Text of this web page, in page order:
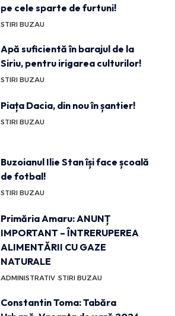
pe cele sparte de furtuni!
STIRI BUZAU
Apă suficientă în barajul de la
Siriu, pentru irigarea culturilor!
STIRI BUZAU
Piața Dacia, din nou în șantier!
STIRI BUZAU
Buzoianul Ilie Stan își face școală
de fotbal!
STIRI BUZAU
Primăria Amaru: ANUNȚ
IMPORTANT – ÎNTRERUPEREA
ALIMENTĂRII CU GAZE
NATURALE
ADMINISTRATIV STIRI BUZAU
Constantin Toma: Tabăra